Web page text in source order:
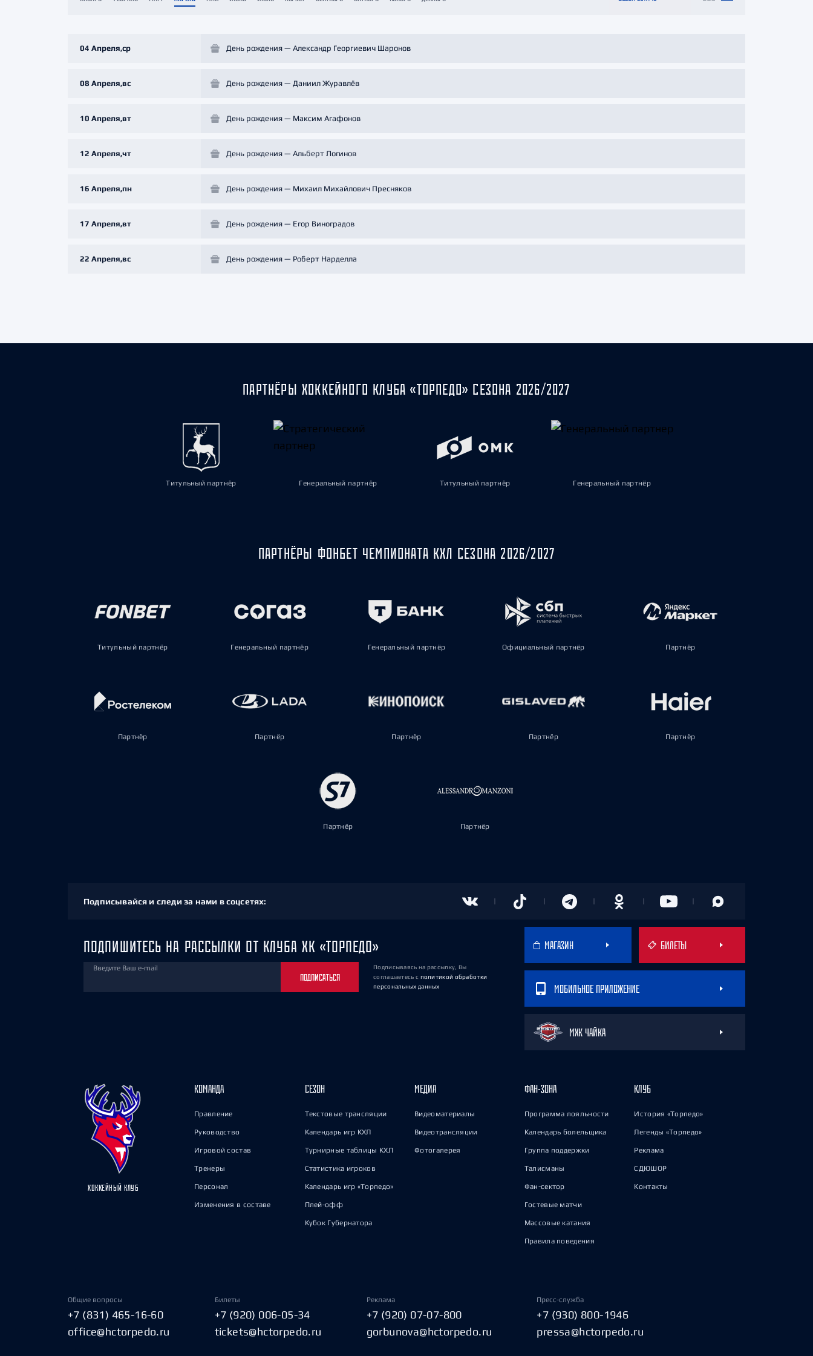
Локомотив
Салават Юлаев
04 Апреля,ср День рождения — Александр Георгиевич Шаронов
08 Апреля,вс День рождения — Даниил Журавлёв
10 Апреля,вт День рождения — Максим Агафонов
12 Апреля,чт День рождения — Альберт Логинов
16 Апреля,пн День рождения — Михаил Михайлович Пресняков
17 Апреля,вт День рождения — Егор Виноградов
22 Апреля,вс День рождения — Роберт Нарделла
ПАРТНЁРЫ ХОККЕЙНОГО КЛУБА «ТОРПЕДО» СЕЗОНА 2026/2027
Титульный партнёр Генеральный партнёр Титульный партнёр Генеральный партнёр
ПАРТНЁРЫ ФОНБЕТ ЧЕМПИОНАТА КХЛ СЕЗОНА 2026/2027
Титульный партнёр Генеральный партнёр Генеральный партнёр Официальный партнёр Партнёр
Партнёр Партнёр Партнёр Партнёр Партнёр
Партнёр Партнёр
Подписывайся и следи за нами в соцсетях:
ПОДПИШИТЕСЬ НА РАССЫЛКИ ОТ КЛУБА ХК «ТОРПЕДО»
Введите Ваш e-mail
ПОДПИСАТЬСЯ
Подписываясь на рассылку, Вы
соглашаетесь с политикой обработки
персональных данных
МАГАЗИН БИЛЕТЫ
МОБИЛЬНОЕ ПРИЛОЖЕНИЕ
МХК ЧАЙКА
ХОККЕЙНЫЙ КЛУБ
КОМАНДА
Правление
Руководство
Игровой состав
Тренеры
Персонал
Изменения в составе
СЕЗОН
Текстовые трансляции
Календарь игр КХЛ
Турнирные таблицы КХЛ
Статистика игроков
Календарь игр «Торпедо»
Плей-офф
Кубок Губернатора
МЕДИА
Видеоматериалы
Видеотрансляции
Фотогалерея
ФАН-ЗОНА
Программа лояльности
Календарь болельщика
Группа поддержки
Талисманы
Фан-сектор
Гостевые матчи
Массовые катания
Правила поведения
КЛУБ
История «Торпедо»
Легенды «Торпедо»
Реклама
СДЮШОР
Контакты
Общие вопросы
+7 (831) 465-16-60
office@hctorpedo.ru
Билеты
+7 (920) 006-05-34
tickets@hctorpedo.ru
Реклама
+7 (920) 07-07-800
gorbunova@hctorpedo.ru
Пресс-служба
+7 (930) 800-1946
pressa@hctorpedo.ru